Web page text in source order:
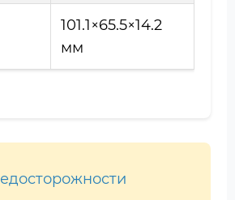
101.1×65.5×14.2
мм